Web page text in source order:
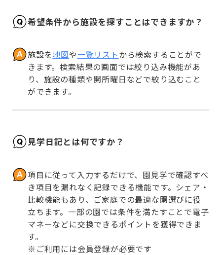
希望条件から施設を探すことはできますか？
施設を地図や一覧リストから検索することがで
きます。検索結果の画面では絞り込み機能があ
り、施設の種類や開所曜日などで絞り込むこと
ができます。
見学日記とは何ですか？
項目に従って入力するだけで、園見学で確認すべ
き項目を漏れなく記録できる機能です。シェア・
比較機能もあり、ご家庭での最適な園選びに役
立ちます。一部の園では条件を満たすことで電子
マネーなどに交換できるポイントを獲得できま
す。
※ご利用には会員登録が必要です